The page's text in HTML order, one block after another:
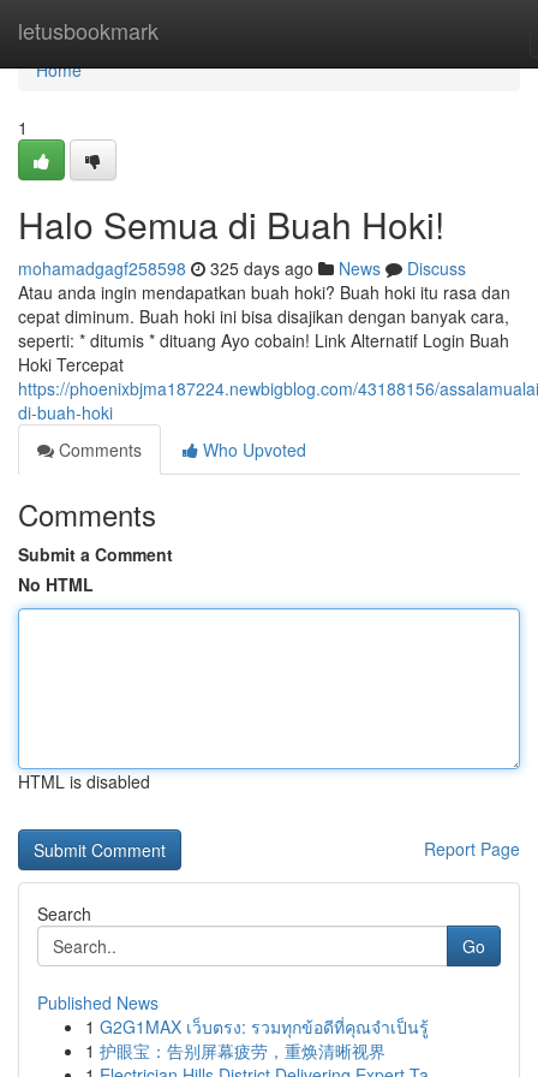
letusbookmark
Home
Home
1
Halo Semua di Buah Hoki!
mohamadgagf258598 325 days ago News
Discuss
Atau anda ingin mendapatkan buah hoki? Buah hoki itu rasa dan
cepat diminum. Buah hoki ini bisa disajikan dengan banyak cara,
seperti: * ditumis * dituang Ayo cobain! Link Alternatif Login Buah
Hoki Tercepat
https://phoenixbjma187224.newbigblog.com/43188156/
di-buah-hoki
Comments
Who Upvoted
Comments
Submit a Comment
No HTML
HTML is disabled
Report Page
Search
Go
Published News
1 G2G1MAX เว็บตรง: รวมทุกข้อดีที่คุณจำเป็นรู้
1 护眼宝：告别屏幕疲劳，重焕清晰视界